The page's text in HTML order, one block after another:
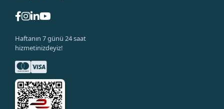
Haftanın 7 günü 24 saat
hizmetinizdeyiz!